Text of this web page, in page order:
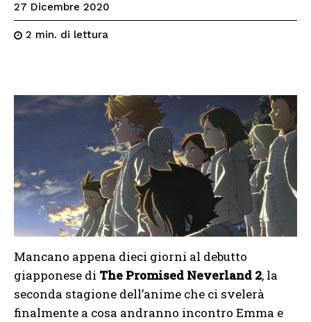
27 Dicembre 2020
2 min. di lettura
Mancano appena dieci giorni al debutto
giapponese di The Promised Neverland 2, la
seconda stagione dell’anime che ci svelerà
finalmente a cosa andranno incontro Emma e